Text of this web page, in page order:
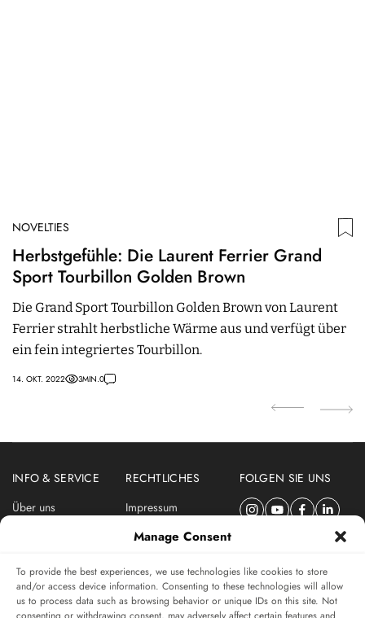
Manage Consent
To provide the best experiences, we use technologies like cookies to store
and/or access device information. Consenting to these technologies will allow
us to process data such as browsing behavior or unique IDs on this site. Not
NOVELTIES
Herbstgefühle: Die Laurent Ferrier Grand
Sport Tourbillon Golden Brown
Die Grand Sport Tourbillon Golden Brown von Laurent
Ferrier strahlt herbstliche Wärme aus und verfügt über
ein fein integriertes Tourbillon.
14. OKT. 2022 3MIN.0
INFO & SERVICE
Über uns
RECHTLICHES
Impressum
Datenschutzerklärung
FOLGEN SIE UNS
ABONNIEREN SIE DEN SWISSWATCHES NEWSLETTER
Das unabhängige Magazin für Uhren-Connaisseurs